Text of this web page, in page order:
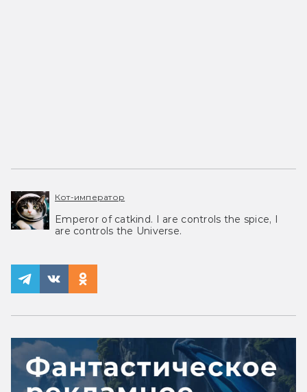
Кот-император
Emperor of catkind. I are controls the spice, I
are controls the Universe.